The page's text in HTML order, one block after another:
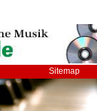
Sitemap